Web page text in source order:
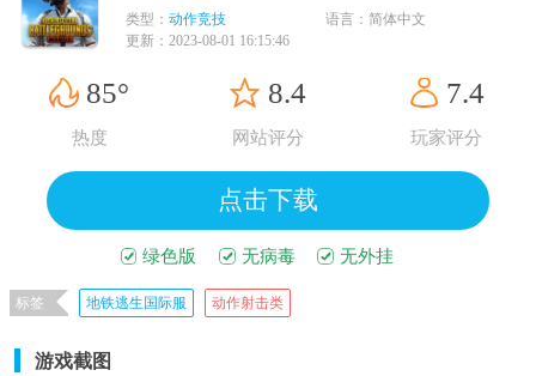
类型： 动作竞技 语言： 简体中文
更新： 2023-08-01 16:15:46
85°
热度
8.4
网站评分
7.4
玩家评分
点击下载
绿色版 无病毒 无外挂
标签 地铁逃生国际服 动作射击类
游戏截图